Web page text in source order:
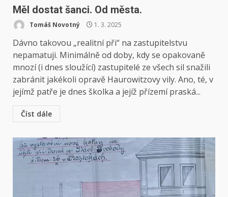
Měl dostat šanci. Od města.
Tomáš Novotný 1. 3. 2025
Dávno takovou „realitní při“ na zastupitelstvu
nepamatuji. Minimálně od doby, kdy se opakovaně
mnozí (i dnes sloužící) zastupitelé ze všech sil snažili
zabránit jakékoli opravě Haurowitzovy vily. Ano, té, v
jejímž patře je dnes školka a jejíž přízemí praská...
Číst dále